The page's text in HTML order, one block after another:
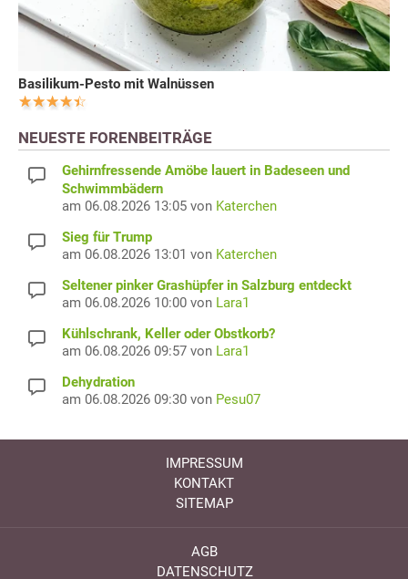
Basilikum-Pesto mit Walnüssen
NEUESTE FORENBEITRÄGE
Gehirnfressende Amöbe lauert in Badeseen und
Schwimmbädern
am 06.08.2026 13:05 von Katerchen
Sieg für Trump
am 06.08.2026 13:01 von Katerchen
Seltener pinker Grashüpfer in Salzburg entdeckt
am 06.08.2026 10:00 von Lara1
Kühlschrank, Keller oder Obstkorb?
am 06.08.2026 09:57 von Lara1
Dehydration
am 06.08.2026 09:30 von Pesu07
IMPRESSUM
KONTAKT
SITEMAP
AGB
DATENSCHUTZ